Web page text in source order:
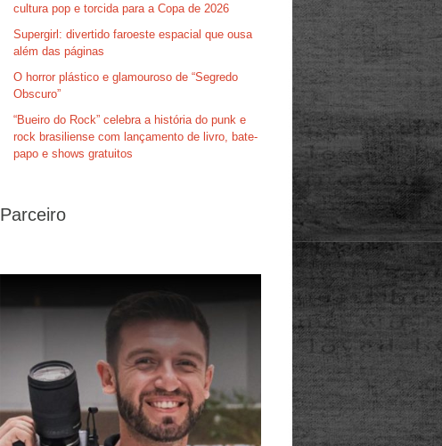
cultura pop e torcida para a Copa de 2026
Supergirl: divertido faroeste espacial que ousa
além das páginas
O horror plástico e glamouroso de “Segredo
Obscuro”
“Bueiro do Rock” celebra a história do punk e
rock brasiliense com lançamento de livro, bate-
papo e shows gratuitos
Parceiro